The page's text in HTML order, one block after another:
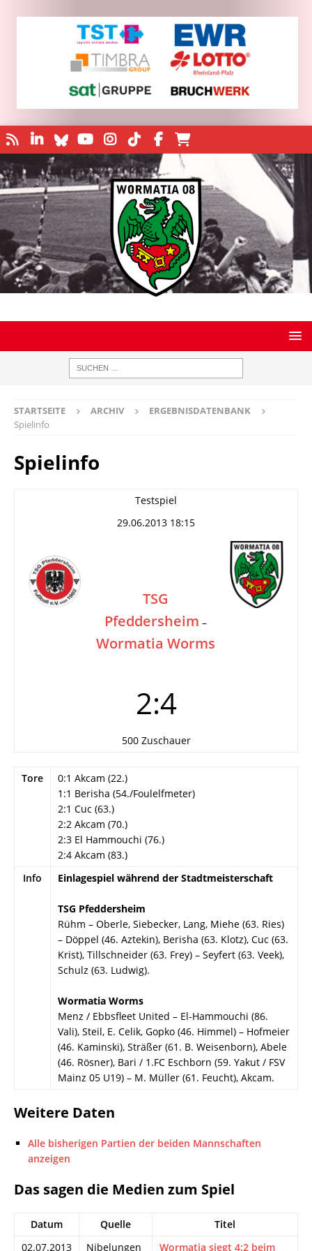
STARTSEITE ARCHIV
ERGEBNISDATENBANK
Spielinfo
Spielinfo
Testspiel
29.06.2013 18:15
TSG
Pfeddersheim –
Wormatia Worms
2:4
500 Zuschauer
Tore
0:1 Akcam (22.)
1:1 Berisha (54./Foulelfmeter)
2:1 Cuc (63.)
2:2 Akcam (70.)
2:3 El Hammouchi (76.)
2:4 Akcam (83.)
Info
Einlagespiel während der Stadtmeisterschaft
TSG Pfeddersheim
Rühm – Oberle, Siebecker, Lang, Miehe (63. Ries)
– Döppel (46. Aztekin), Berisha (63. Klotz), Cuc (63.
Krist), Tillschneider (63. Frey) – Seyfert (63. Veek),
Schulz (63. Ludwig).
Wormatia Worms
Menz / Ebbsfleet United – El-Hammouchi (86.
Vali), Steil, E. Celik, Gopko (46. Himmel) – Hofmeier
(46. Kaminski), Sträßer (61. B. Weisenborn), Abele
(46. Rösner), Bari / 1.FC Eschborn (59. Yakut / FSV
Mainz 05 U19) – M. Müller (61. Feucht), Akcam.
Weitere Daten
Alle bisherigen Partien der beiden Mannschaften
anzeigen
Das sagen die Medien zum Spiel
Datum Quelle
Titel
02.07.2013
Nibelungen Wormatia siegt 4:2 beim